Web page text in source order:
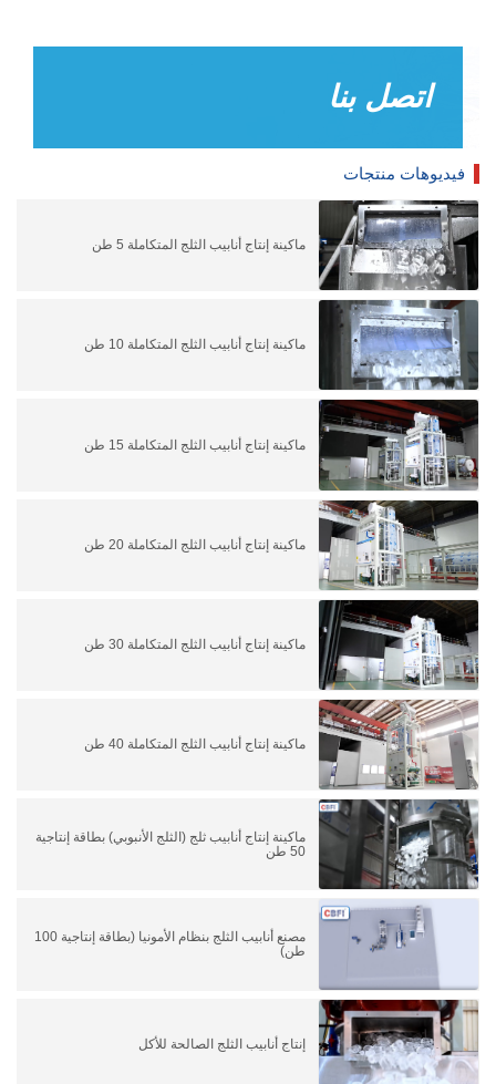
اتصل بنا
فيديوهات منتجات
ماكينة إنتاج أنابيب الثلج المتكاملة 5 طن
ماكينة إنتاج أنابيب الثلج المتكاملة 10 طن
ماكينة إنتاج أنابيب الثلج المتكاملة 15 طن
ماكينة إنتاج أنابيب الثلج المتكاملة 20 طن
ماكينة إنتاج أنابيب الثلج المتكاملة 30 طن
ماكينة إنتاج أنابيب الثلج المتكاملة 40 طن
ماكينة إنتاج أنابيب ثلج (الثلج الأنبوبي) بطاقة إنتاجية
50 طن
مصنع أنابيب الثلج بنظام الأمونيا (بطاقة إنتاجية 100
طن)
إنتاج أنابيب الثلج الصالحة للأكل